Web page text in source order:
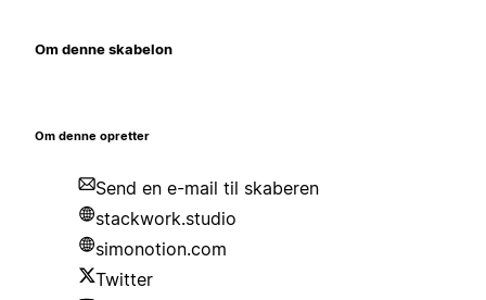
Om denne skabelon
Om denne opretter
Send en e-mail til skaberen
stackwork.studio
simonotion.com
Twitter